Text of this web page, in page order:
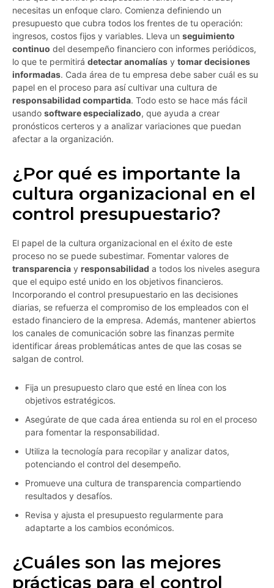
necesitas un enfoque claro. Comienza definiendo un
presupuesto que cubra todos los frentes de tu operación:
ingresos, costos fijos y variables. Lleva un seguimiento
continuo del desempeño financiero con informes periódicos,
lo que te permitirá detectar anomalías y tomar decisiones
informadas. Cada área de tu empresa debe saber cuál es su
papel en el proceso para así cultivar una cultura de
responsabilidad compartida. Todo esto se hace más fácil
usando software especializado, que ayuda a crear
pronósticos certeros y a analizar variaciones que puedan
afectar a la organización.
¿Por qué es importante la
cultura organizacional en el
control presupuestario?
El papel de la cultura organizacional en el éxito de este
proceso no se puede subestimar. Fomentar valores de
transparencia y responsabilidad a todos los niveles asegura
que el equipo esté unido en los objetivos financieros.
Incorporando el control presupuestario en las decisiones
diarias, se refuerza el compromiso de los empleados con el
estado financiero de la empresa. Además, mantener abiertos
los canales de comunicación sobre las finanzas permite
identificar áreas problemáticas antes de que las cosas se
salgan de control.
Fija un presupuesto claro que esté en línea con los
objetivos estratégicos.
Asegúrate de que cada área entienda su rol en el proceso
para fomentar la responsabilidad.
Utiliza la tecnología para recopilar y analizar datos,
potenciando el control del desempeño.
Promueve una cultura de transparencia compartiendo
resultados y desafíos.
Revisa y ajusta el presupuesto regularmente para
adaptarte a los cambios económicos.
¿Cuáles son las mejores
prácticas para el control